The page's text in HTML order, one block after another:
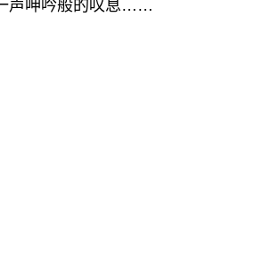
声呻吟般的叹息……